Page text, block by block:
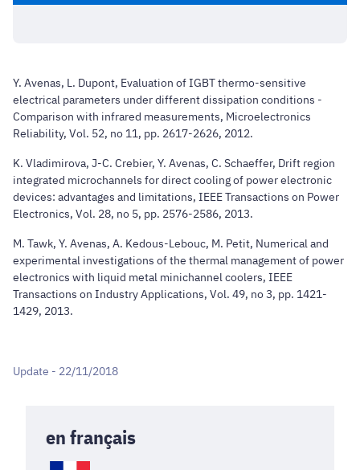
Y. Avenas, L. Dupont, Evaluation of IGBT thermo-sensitive
electrical parameters under different dissipation conditions -
Comparison with infrared measurements, Microelectronics
Reliability, Vol. 52, no 11, pp. 2617-2626, 2012.
K. Vladimirova, J-C. Crebier, Y. Avenas, C. Schaeffer, Drift region
integrated microchannels for direct cooling of power electronic
devices: advantages and limitations, IEEE Transactions on Power
Electronics, Vol. 28, no 5, pp. 2576-2586, 2013.
M. Tawk, Y. Avenas, A. Kedous-Lebouc, M. Petit, Numerical and
experimental investigations of the thermal management of power
electronics with liquid metal minichannel coolers, IEEE
Transactions on Industry Applications, Vol. 49, no 3, pp. 1421-
1429, 2013.
Update - 22/11/2018
en français